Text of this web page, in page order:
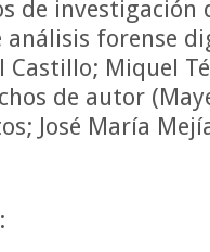
de investigación
forense
Castillo; Miquel
de autor
José María
: